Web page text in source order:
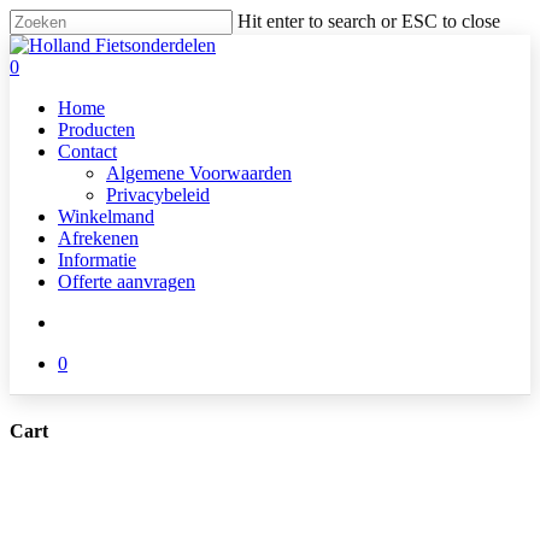
Skip
to
main
Hit enter to search or ESC to close
Close
Search
search
0
Home
Producten
Contact
Algemene Voorwaarden
Privacybeleid
Winkelmand
Afrekenen
Informatie
Offerte aanvragen
0
Cart